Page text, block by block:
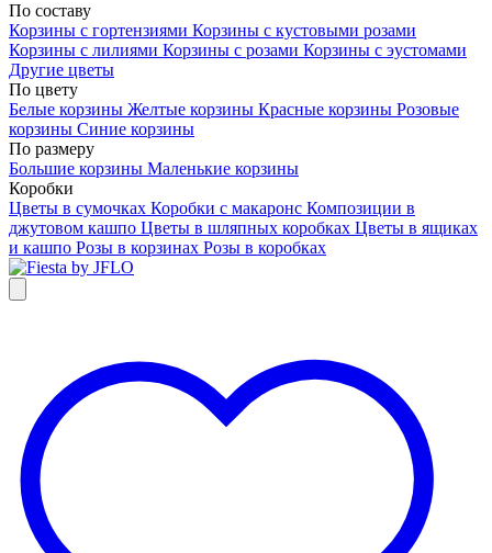
По составу
Корзины с гортензиями Корзины с кустовыми розами
Корзины с лилиями Корзины с розами Корзины с эустомами
Другие цветы
По цвету
Белые корзины Желтые корзины Красные корзины Розовые
корзины Синие корзины
По размеру
Большие корзины Маленькие корзины
Коробки
Цветы в сумочках Коробки с макаронс Композиции в
джутовом кашпо Цветы в шляпных коробках Цветы в ящиках
и кашпо Розы в корзинах Розы в коробках